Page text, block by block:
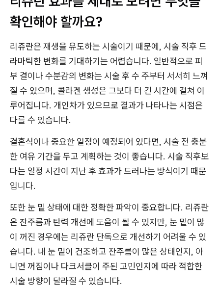
확인해야 할까요?
리쥬란은 재생을 유도하는 시술이기 때문에, 시술 직후 드
라마틱한 변화를 기대하기는 어렵습니다. 일반적으로 피
부 결이나 수분감의 변화는 시술 후 수 주부터 서서히 느껴
질 수 있으며, 콜라겐 생성은 그보다 더 긴 시간에 걸쳐 이
루어집니다. 개인차가 있으므로 결과가 나타나는 시점은
다를 수 있습니다.
결혼식이나 중요한 일정이 예정되어 있다면, 시술 전 충분
한 여유 기간을 두고 계획하는 것이 좋습니다. 시술 직후보
다는 일정 시간이 지난 후 효과가 드러나는 방식이기 때문
입니다.
또한 눈 밑 상태에 대한 정확한 파악이 중요합니다. 리쥬란
은 잔주름과 탄력 개선에 도움이 될 수 있지만, 눈 밑이 많
이 꺼진 경우에는 리쥬란 단독으로 개선하기 어려울 수 있
습니다. 내 눈 밑이 건조하고 잔주름이 많은 상태인지, 아
니면 꺼짐이나 다크서클이 주된 고민인지에 따라 적합한
시술 방향이 달라질 수 있습니다.